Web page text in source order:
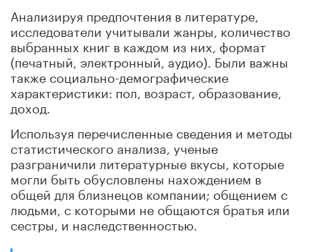
Анализируя предпочтения в литературе,
исследователи учитывали жанры, количество
выбранных книг в каждом из них, формат
(печатный, электронный, аудио). Были важны
также социально-демографические
характеристики: пол, возраст, образование,
доход.
Используя перечисленные сведения и методы
статистического анализа, ученые
разграничили литературные вкусы, которые
могли быть обусловлены нахождением в
общей для близнецов компании; общением с
людьми, с которыми не общаются братья или
сестры, и наследственностью.